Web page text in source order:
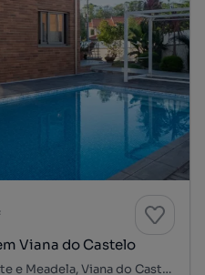
Viana do Castelo
Santa Maria Maior e Monserrate e Meadela, Viana do Castelo, Viana do Castelo